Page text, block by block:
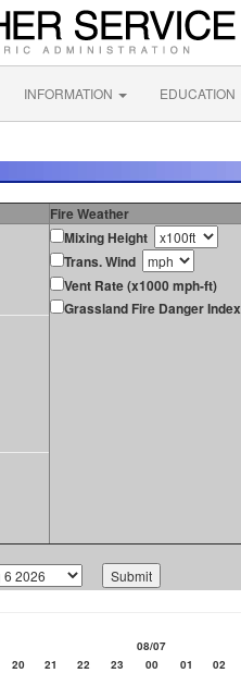
INFORMATION EDUCATION
Fire Weather
Mixing Height
Trans. Wind
Vent Rate (x1000 mph-ft)
Grassland Fire Danger Index
08/07
20 21 22 23 00 01 02